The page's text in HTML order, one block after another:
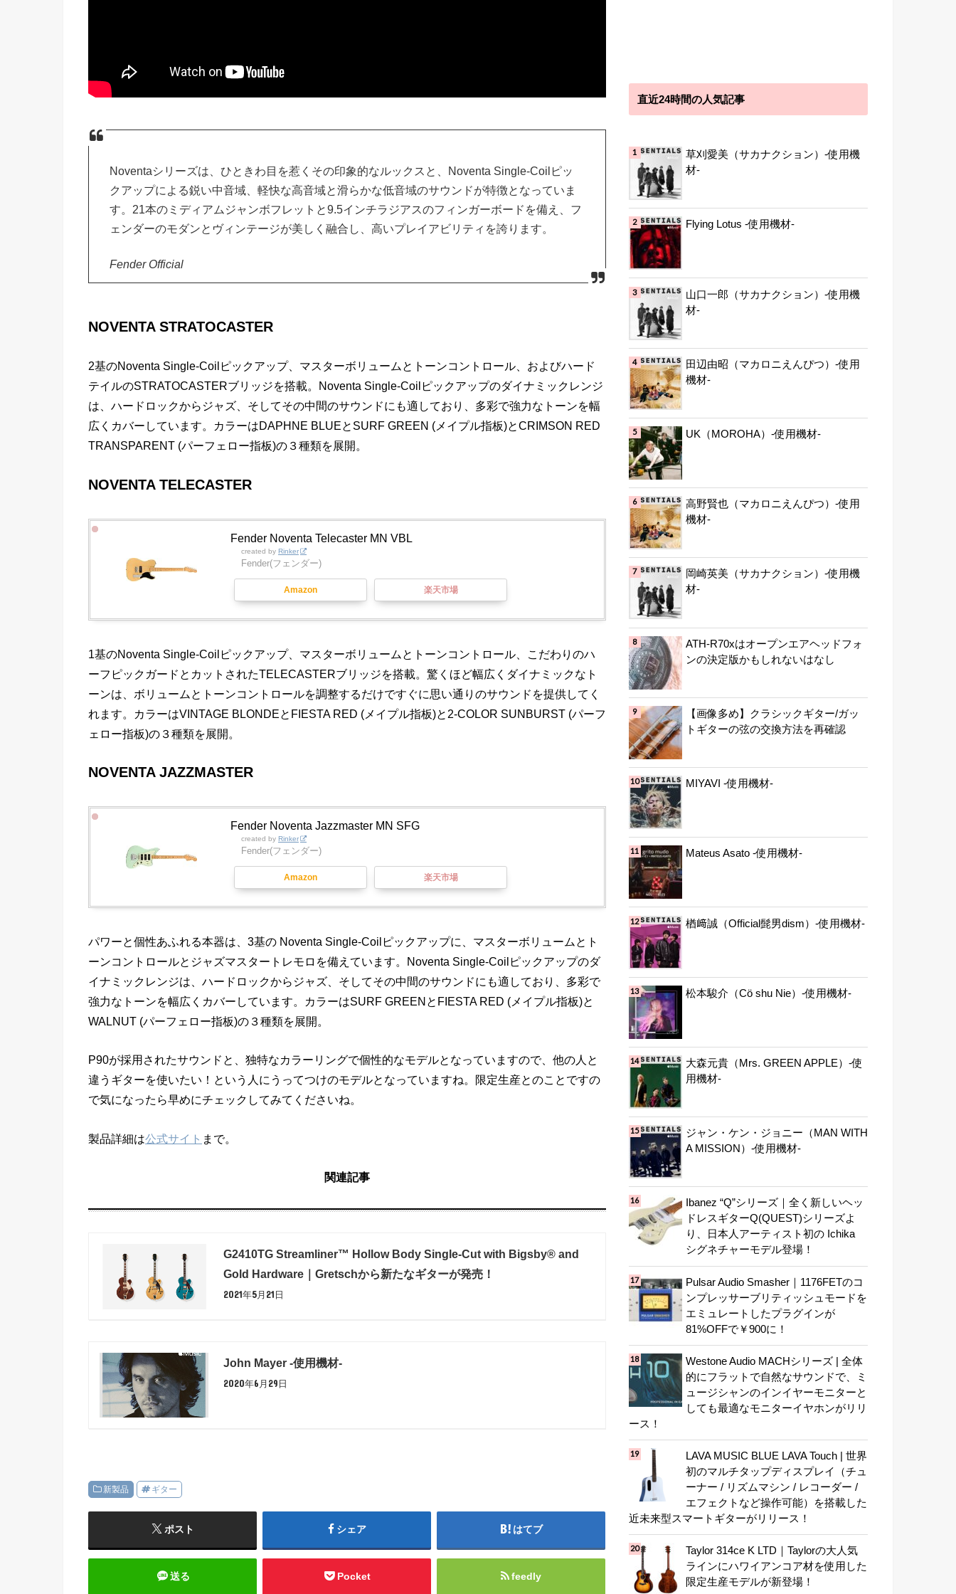
Noventaシリーズは、ひときわ目を惹くその印象的なルックスと、Noventa Single-Coilピッ
クアップによる鋭い中音域、軽快な高音域と滑らかな低音域のサウンドが特徴となっていま
す。21本のミディアムジャンボフレットと9.5インチラジアスのフィンガーボードを備え、フ
ェンダーのモダンとヴィンテージが美しく融合し、⾼いプレイアビリティを誇ります。
Fender Official
NOVENTA STRATOCASTER
2基のNoventa Single-Coilピックアップ、マスターボリュームとトーンコントロール、およびハード
テイルのSTRATOCASTERブリッジを搭載。Noventa Single-Coilピックアップのダイナミックレンジ
は、ハードロックからジャズ、そしてその中間のサウンドにも適しており、多彩で強力なトーンを幅
広くカバーしています。カラーはDAPHNE BLUEとSURF GREEN (メイプル指板)とCRIMSON RED
TRANSPARENT (パーフェロー指板)の３種類を展開。
NOVENTA TELECASTER
Fender Noventa Telecaster MN VBL
created by Rinker
Fender(フェンダー)
Amazon 楽天市場
1基のNoventa Single-Coilピックアップ、マスターボリュームとトーンコントロール、こだわりのハ
ーフピックガードとカットされたTELECASTERブリッジを搭載。驚くほど幅広くダイナミックなト
ーンは、ボリュームとトーンコントロールを調整するだけですぐに思い通りのサウンドを提供してく
れます。カラーはVINTAGE BLONDEとFIESTA RED (メイプル指板)と2-COLOR SUNBURST (パーフ
ェロー指板)の３種類を展開。
NOVENTA JAZZMASTER
Fender Noventa Jazzmaster MN SFG
created by Rinker
Fender(フェンダー)
Amazon 楽天市場
パワーと個性あふれる本器は、3基の Noventa Single-Coilピックアップに、マスターボリュームとト
ーンコントロールとジャズマスタートレモロを備えています。Noventa Single-Coilピックアップのダ
イナミックレンジは、ハードロックからジャズ、そしてその中間のサウンドにも適しており、多彩で
強力なトーンを幅広くカバーしています。カラーはSURF GREENとFIESTA RED (メイプル指板)と
WALNUT (パーフェロー指板)の３種類を展開。
P90が採用されたサウンドと、独特なカラーリングで個性的なモデルとなっていますので、他の人と
違うギターを使いたい！という人にうってつけのモデルとなっていますね。限定生産とのことですの
で気になったら早めにチェックしてみてくださいね。
製品詳細は公式サイト まで。
関連記事
G2410TG Streamliner™ Hollow Body Single-Cut with Bigsby® and
Gold Hardware｜Gretschから新たなギターが発売！
2021年5月21日
John Mayer -使用機材-
2020年6月29日
新製品 ギター
ポスト シェア はてブ
送る Pocket feedly
直近24時間の人気記事
草刈愛美（サカナクション）-使用機
材-
Flying Lotus -使用機材-
山口一郎（サカナクション）-使用機
材-
田辺由昭（マカロニえんぴつ）-使用
機材-
UK（MOROHA）-使用機材-
高野賢也（マカロニえんぴつ）-使用
機材-
岡崎英美（サカナクション）-使用機
材-
ATH-R70xはオープンエアヘッドフォ
ンの決定版かもしれないはなし
【画像多め】クラシックギター/ガッ
トギターの弦の交換方法を再確認
MIYAVI -使用機材-
Mateus Asato -使用機材-
楢﨑誠（Official髭男dism）-使用機材-
松本駿介（Cö shu Nie）-使用機材-
大森元貴（Mrs. GREEN APPLE）-使
用機材-
ジャン・ケン・ジョニー（MAN WITH
A MISSION）-使用機材-
Ibanez “Q”シリーズ｜全く新しいヘッ
ドレスギターQ(QUEST)シリーズよ
り、日本人アーティスト初の Ichika
シグネチャーモデル登場！
Pulsar Audio Smasher｜1176FETのコ
ンプレッサーブリティッシュモードを
エミュレートしたプラグインが
81%OFFで￥900に！
Westone Audio MACHシリーズ | 全体
的にフラットで自然なサウンドで、ミ
ュージシャンのインイヤーモニターと
しても最適なモニターイヤホンがリリ
ース！
LAVA MUSIC BLUE LAVA Touch | 世界
初のマルチタップディスプレイ（チュ
ーナー / リズムマシン / レコーダー /
エフェクトなど操作可能）を搭載した
近未来型スマートギターがリリース！
Taylor 314ce K LTD｜Taylorの大人気
ラインにハワイアンコア材を使用した
限定生産モデルが新登場！